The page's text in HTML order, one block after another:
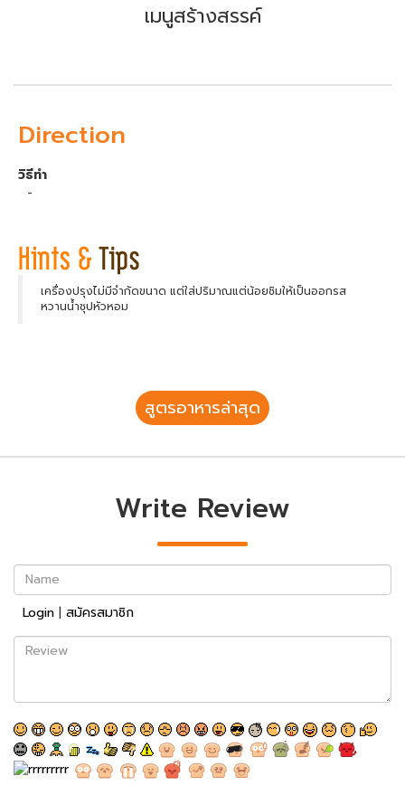
เมนูสร้างสรรค์
Direction
วิธีทำ
-
เครื่องปรุงไม่มีจำกัดขนาด แต่ใส่ปริมาณแต่น้อยชิมให้เป็นออกรส
หวานน้ำชุปหัวหอม
สูตรอาหารล่าสุด
Write Review
Name
Login | สมัครสมาชิก
Review